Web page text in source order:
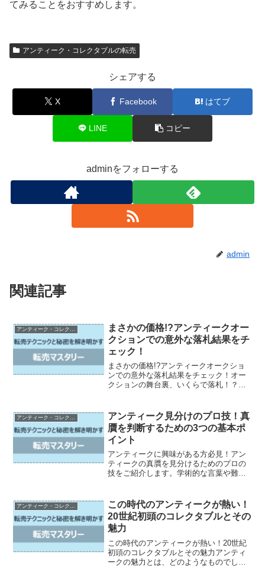
てみることをおすすめします。
アンティーク・コレクタブルの転売
シェアする
X Facebook はてブ
LINE コピー
adminをフォローする
admin
関連記事
まさかの価格!?アンティークオー
クションでの意外な落札結果をチ
ェック！
まさかの価格!?アンティークオークショ
ンでの意外な落札結果をチェック！オー
クションの舞台裏、いくらで落札！？意
ティークの価格変動。あなたは、オーク
ションに参加したこと...
アンティーク・コレクタブルの転売
アンティーク見分けのプロ技！真
贋を判断するための3つの基本ポ
イント
アンティークに興味がある方必見！アン
ティークの真贋を見分けるためのプロの
技をご紹介します。学術的な言葉や難し
はアンティークの見分け方の入門編から
始めましょう。アンティー...
アンティーク・コレクタブルの転売
この時代のアンティークが熱い！
20世紀初頭のコレクタブルとその
魅力
この時代のアンティークが熱い！20世紀
初頭のコレクタブルとその魅力アンティ
ークの魅力とは、どのようなものでしょ